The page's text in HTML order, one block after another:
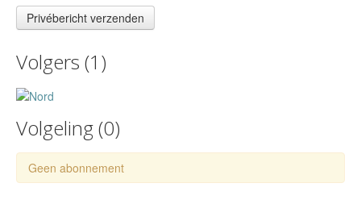
Privébericht verzenden
Volgers (1 )
Volgeling (0)
Geen abonnement